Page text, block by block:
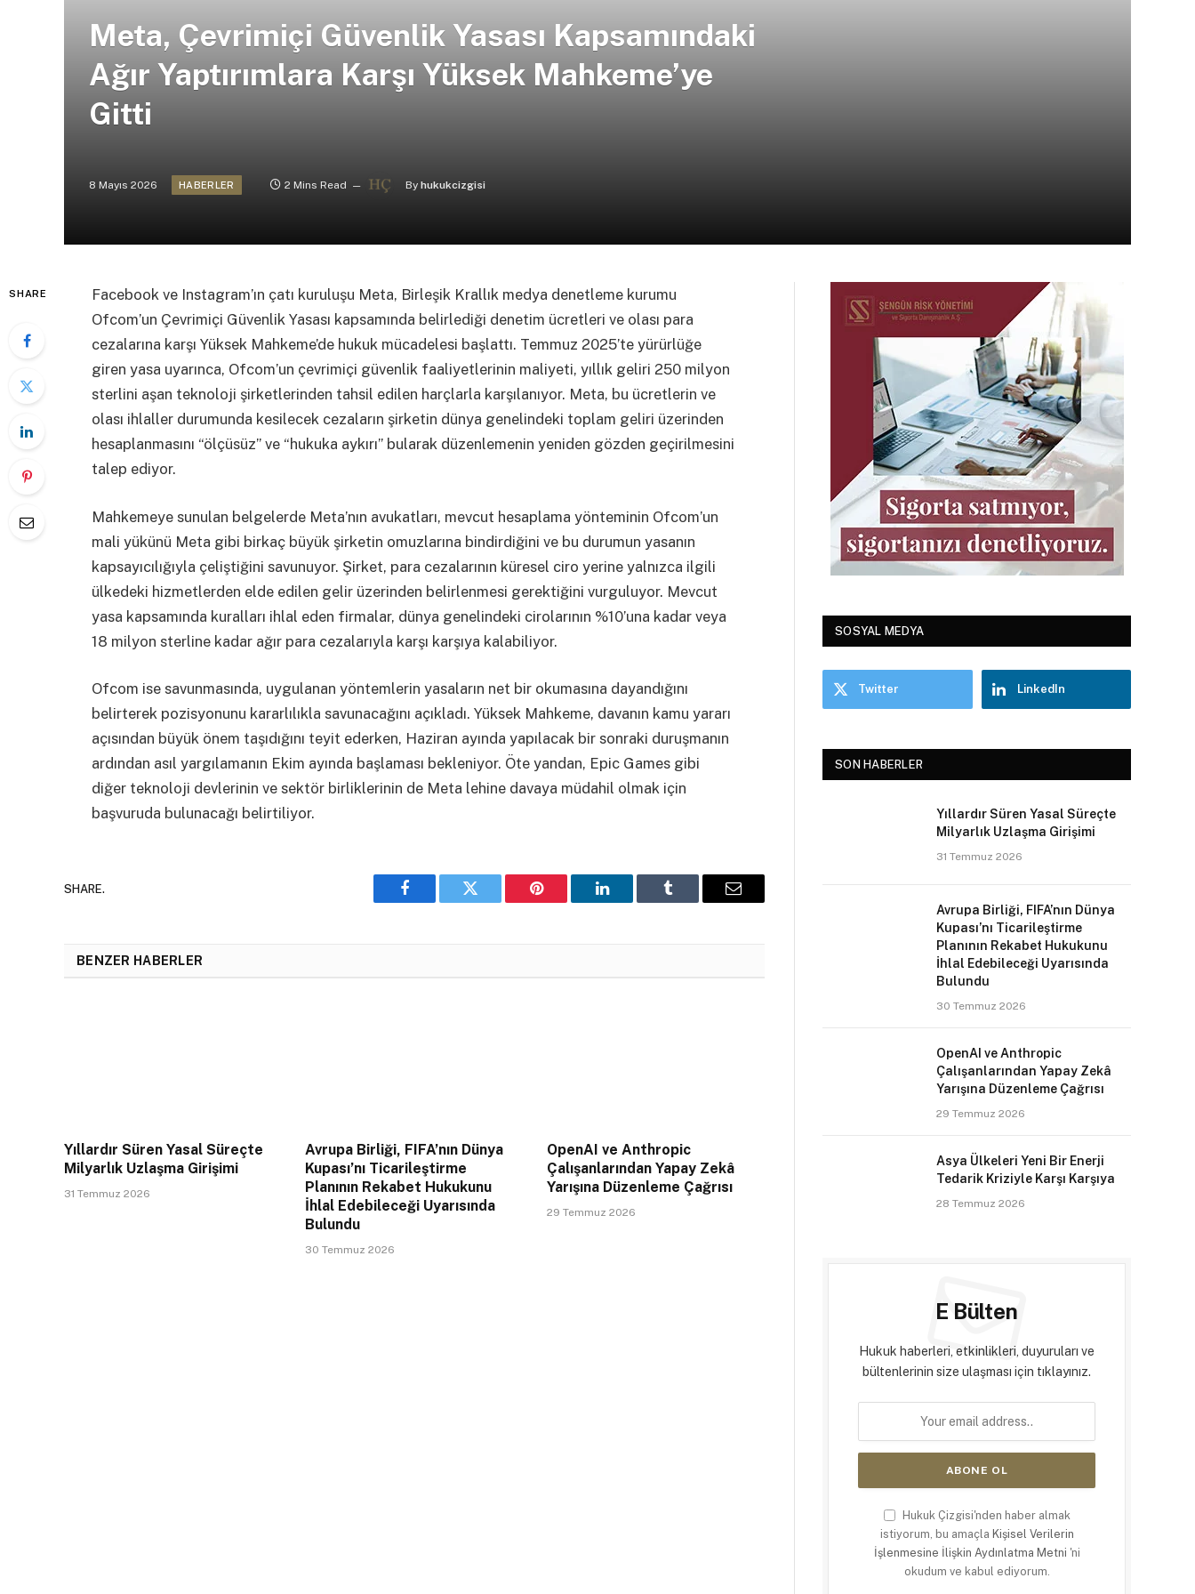
Meta, Çevrimiçi Güvenlik Yasası Kapsamındaki
Ağır Yaptırımlara Karşı Yüksek Mahkeme’ye
Gitti
8 Mayıs 2026 HABERLER 2 Mins Read By hukukcizgisi
SHARE
Facebook ve Instagram’ın çatı kuruluşu Meta, Birleşik Krallık medya denetleme kurumu
Ofcom’un Çevrimiçi Güvenlik Yasası kapsamında belirlediği denetim ücretleri ve olası para
cezalarına karşı Yüksek Mahkeme’de hukuk mücadelesi başlattı. Temmuz 2025’te yürürlüğe
giren yasa uyarınca, Ofcom’un çevrimiçi güvenlik faaliyetlerinin maliyeti, yıllık geliri 250 milyon
sterlini aşan teknoloji şirketlerinden tahsil edilen harçlarla karşılanıyor. Meta, bu ücretlerin ve
olası ihlaller durumunda kesilecek cezaların şirketin dünya genelindeki toplam geliri üzerinden
hesaplanmasını “ölçüsüz” ve “hukuka aykırı” bularak düzenlemenin yeniden gözden geçirilmesini
talep ediyor.
Mahkemeye sunulan belgelerde Meta’nın avukatları, mevcut hesaplama yönteminin Ofcom’un
mali yükünü Meta gibi birkaç büyük şirketin omuzlarına bindirdiğini ve bu durumun yasanın
kapsayıcılığıyla çeliştiğini savunuyor. Şirket, para cezalarının küresel ciro yerine yalnızca ilgili
ülkedeki hizmetlerden elde edilen gelir üzerinden belirlenmesi gerektiğini vurguluyor. Mevcut
yasa kapsamında kuralları ihlal eden firmalar, dünya genelindeki cirolarının %10’una kadar veya
18 milyon sterline kadar ağır para cezalarıyla karşı karşıya kalabiliyor.
Ofcom ise savunmasında, uygulanan yöntemlerin yasaların net bir okumasına dayandığını
belirterek pozisyonunu kararlılıkla savunacağını açıkladı. Yüksek Mahkeme, davanın kamu yararı
açısından büyük önem taşıdığını teyit ederken, Haziran ayında yapılacak bir sonraki duruşmanın
ardından asıl yargılamanın Ekim ayında başlaması bekleniyor. Öte yandan, Epic Games gibi
diğer teknoloji devlerinin ve sektör birliklerinin de Meta lehine davaya müdahil olmak için
başvuruda bulunacağı belirtiliyor.
SHARE.
Facebook Twitter Pinterest LinkedIn Tumblr Email
BENZER HABERLER
Yıllardır Süren Yasal Süreçte
Milyarlık Uzlaşma Girişimi
31 Temmuz 2026
Avrupa Birliği, FIFA’nın Dünya
Kupası’nı Ticarileştirme
Planının Rekabet Hukukunu
İhlal Edebileceği Uyarısında
Bulundu
30 Temmuz 2026
OpenAI ve Anthropic
Çalışanlarından Yapay Zekâ
Yarışına Düzenleme Çağrısı
29 Temmuz 2026
SOSYAL MEDYA
Twitter LinkedIn
SON HABERLER
Yıllardır Süren Yasal Süreçte
Milyarlık Uzlaşma Girişimi
31 Temmuz 2026
Avrupa Birliği, FIFA’nın Dünya
Kupası’nı Ticarileştirme
Planının Rekabet Hukukunu
İhlal Edebileceği Uyarısında
Bulundu
30 Temmuz 2026
OpenAI ve Anthropic
Çalışanlarından Yapay Zekâ
Yarışına Düzenleme Çağrısı
29 Temmuz 2026
Asya Ülkeleri Yeni Bir Enerji
Tedarik Kriziyle Karşı Karşıya
28 Temmuz 2026
E Bülten
Hukuk haberleri, etkinlikleri, duyuruları ve
bültenlerinin size ulaşması için tıklayınız.
Hukuk Çizgisi'nden haber almak
istiyorum, bu amaçla Kişisel Verilerin
İşlenmesine İlişkin Aydınlatma Metni 'ni
okudum ve kabul ediyorum.